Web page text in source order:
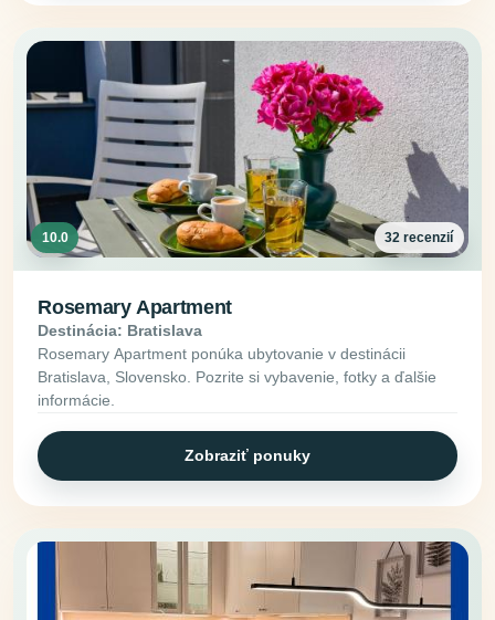
10.0 32 recenzií
Rosemary Apartment
Destinácia: Bratislava
Rosemary Apartment ponúka ubytovanie v destinácii
Bratislava, Slovensko. Pozrite si vybavenie, fotky a ďalšie
informácie.
Zobraziť ponuky